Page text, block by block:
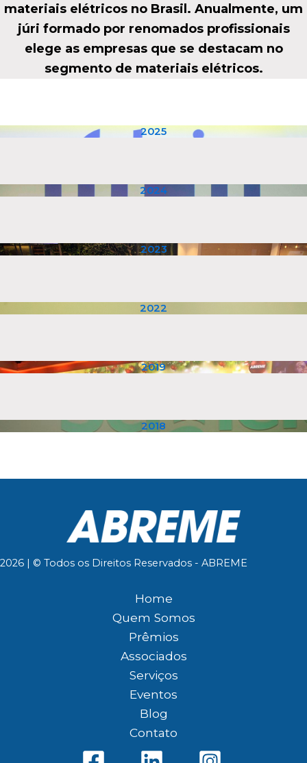
materiais elétricos no Brasil. Anualmente, um
júri formado por renomados profissionais
elege as empresas que se destacam no
segmento de materiais elétricos.
2025
2024
2023
2022
2019
2018
2026 | © Todos os Direitos Reservados - ABREME
Home
Quem Somos
Prêmios
Associados
Serviços
Eventos
Blog
Contato